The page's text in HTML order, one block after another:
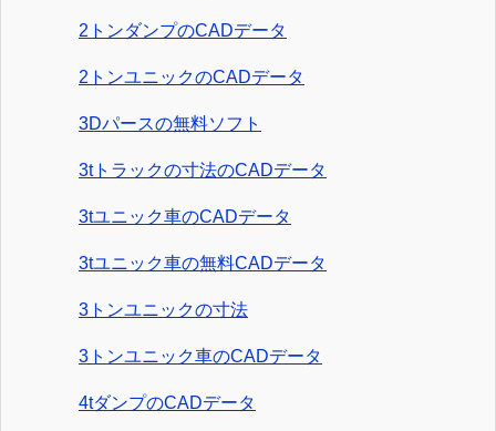
2トンダンプのCADデータ
2トンユニックのCADデータ
3Dパースの無料ソフト
3tトラックの寸法のCADデータ
3tユニック車のCADデータ
3tユニック車の無料CADデータ
3トンユニックの寸法
3トンユニック車のCADデータ
4tダンプのCADデータ